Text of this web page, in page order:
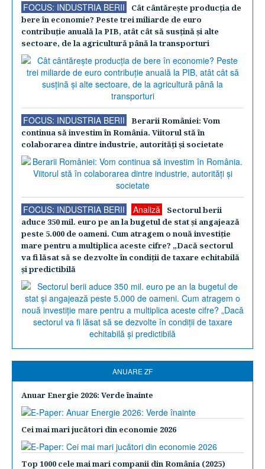
FOCUS: INDUSTRIA BERII
Cât cântăreşte producţia de
bere în economie? Peste trei miliarde de euro
contribuţie anuală la PIB, atât cât să susţină şi alte
sectoare, de la agricultură până la transporturi
FOCUS: INDUSTRIA BERII
Berarii României: Vom
continua să investim în România. Viitorul stă în
colaborarea dintre industrie, autorităţi şi societate
FOCUS: INDUSTRIA BERII Analiză
Sectorul berii
aduce 350 mil. euro pe an la bugetul de stat şi angajează
peste 5.000 de oameni. Cum atragem o nouă investiţie
mare pentru a multiplica aceste cifre? „Dacă sectorul
va fi lăsat să se dezvolte în condiţii de taxare echitabilă
şi predictibilă
ANUARE ZF
Anuar Energie 2026: Verde înainte
Cei mai mari jucători din economie 2026
Top 1000 cele mai mari companii din România (2025)